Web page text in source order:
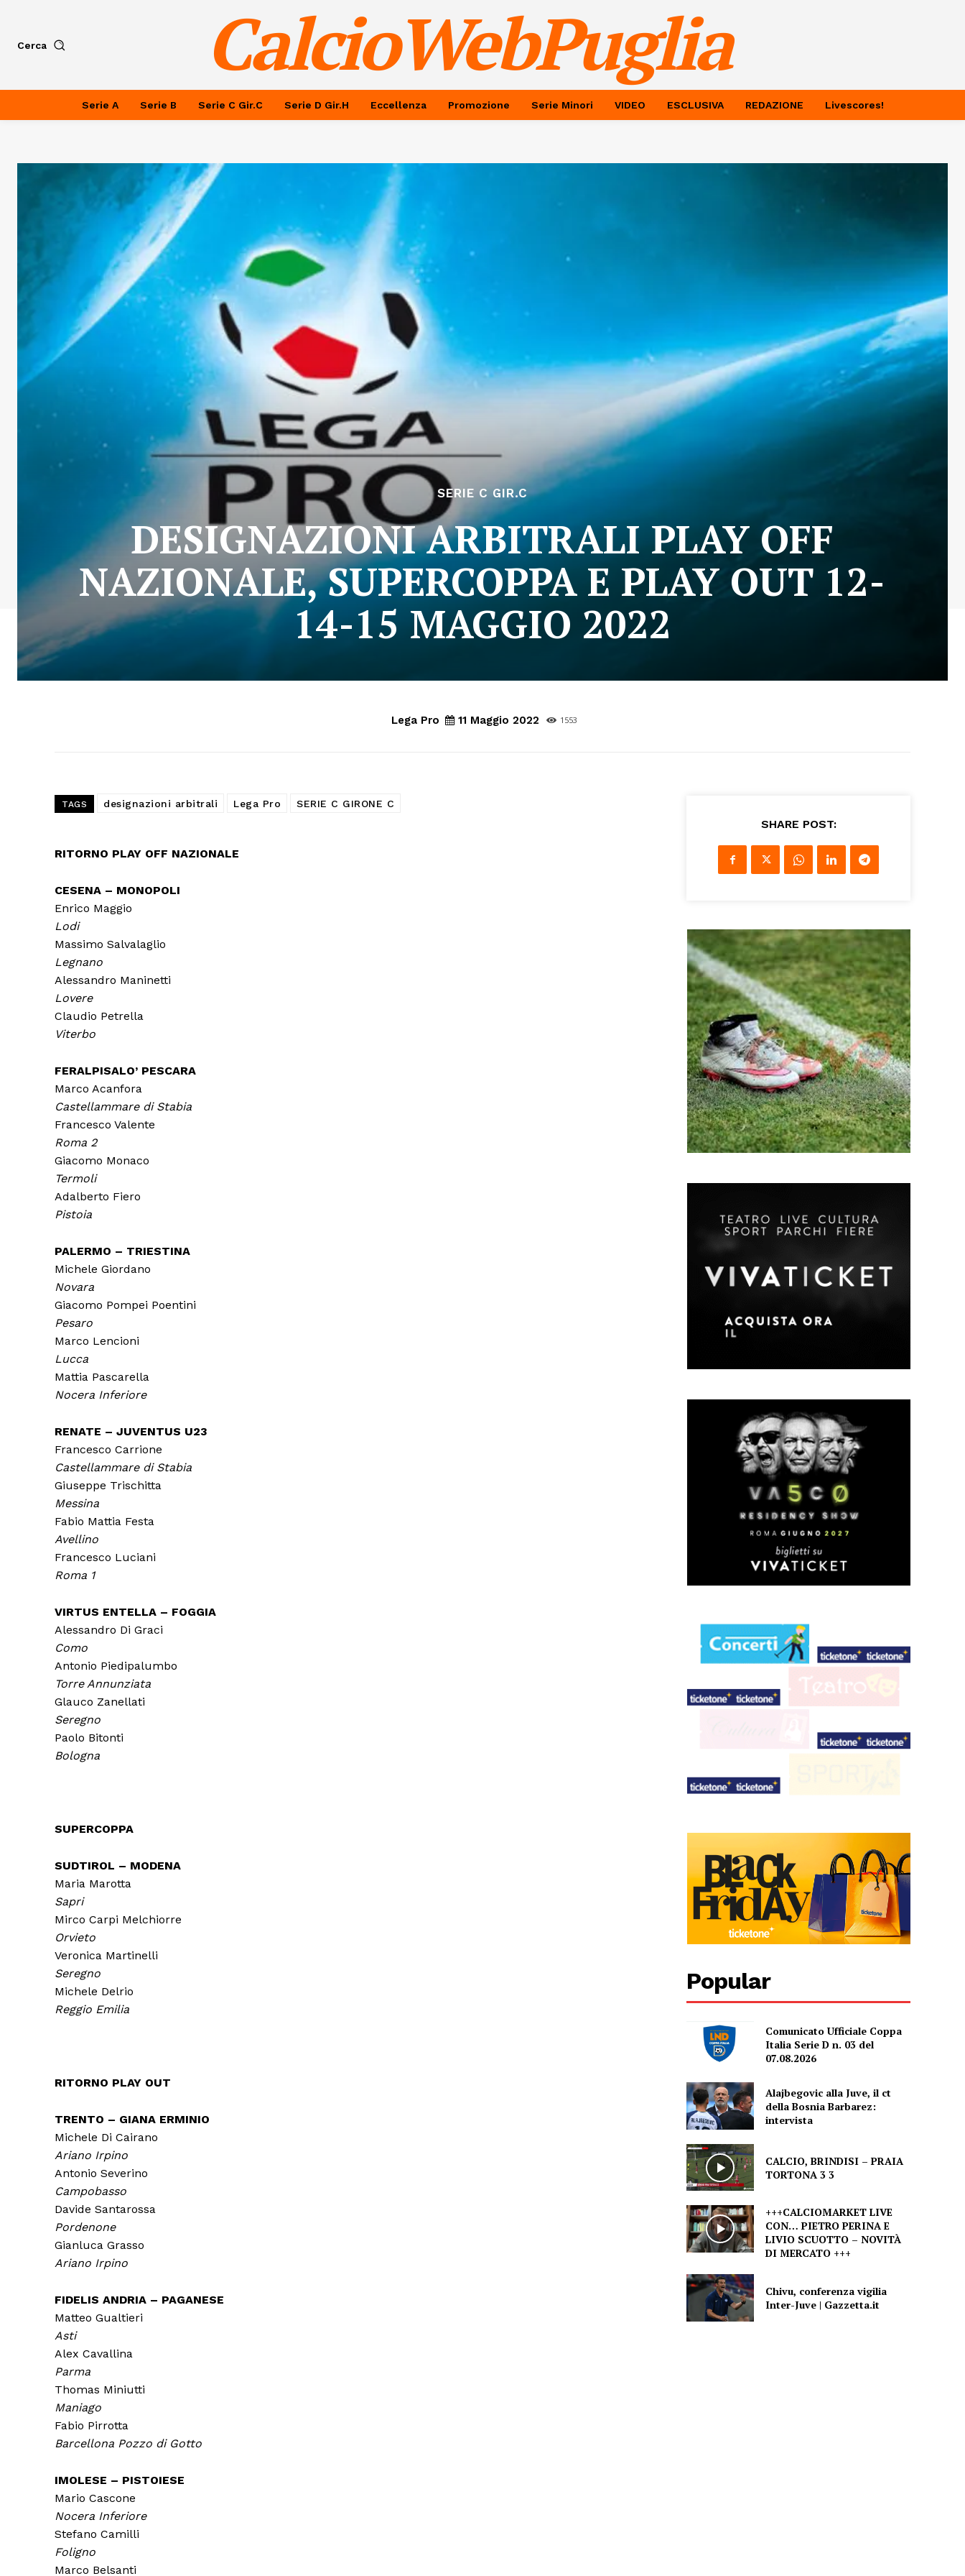
Cerca CalcioWebPuglia
Serie A Serie B Serie C Gir.C Serie D Gir.H Eccellenza Promozione Serie Minori VIDEO ESCLUSIVA REDAZIONE Livescores!
SERIE C GIR.C
DESIGNAZIONI ARBITRALI PLAY OFF
NAZIONALE, SUPERCOPPA E PLAY OUT 12-
14-15 MAGGIO 2022
Lega Pro 11 Maggio 2022 1553
TAGS designazioni arbitrali Lega Pro SERIE C GIRONE C
RITORNO PLAY OFF NAZIONALE
CESENA – MONOPOLI
Enrico Maggio
Lodi
Massimo Salvalaglio
Legnano
Alessandro Maninetti
Lovere
Claudio Petrella
Viterbo
FERALPISALO’ PESCARA
Marco Acanfora
Castellammare di Stabia
Francesco Valente
Roma 2
Giacomo Monaco
Termoli
Adalberto Fiero
Pistoia
PALERMO – TRIESTINA
Michele Giordano
Novara
Giacomo Pompei Poentini
Pesaro
Marco Lencioni
Lucca
Mattia Pascarella
Nocera Inferiore
RENATE – JUVENTUS U23
Francesco Carrione
Castellammare di Stabia
Giuseppe Trischitta
Messina
Fabio Mattia Festa
Avellino
Francesco Luciani
Roma 1
VIRTUS ENTELLA – FOGGIA
Alessandro Di Graci
Como
Antonio Piedipalumbo
Torre Annunziata
Glauco Zanellati
Seregno
Paolo Bitonti
Bologna
SUPERCOPPA
SUDTIROL – MODENA
Maria Marotta
Sapri
Mirco Carpi Melchiorre
Orvieto
Veronica Martinelli
Seregno
Michele Delrio
Reggio Emilia
RITORNO PLAY OUT
TRENTO – GIANA ERMINIO
Michele Di Cairano
Ariano Irpino
Antonio Severino
Campobasso
Davide Santarossa
Pordenone
Gianluca Grasso
Ariano Irpino
FIDELIS ANDRIA – PAGANESE
Matteo Gualtieri
Asti
Alex Cavallina
Parma
Thomas Miniutti
Maniago
Fabio Pirrotta
Barcellona Pozzo di Gotto
IMOLESE – PISTOIESE
Mario Cascone
Nocera Inferiore
Stefano Camilli
Foligno
Marco Belsanti
SHARE POST:
Popular
Comunicato Ufficiale Coppa
Italia Serie D n. 03 del
07.08.2026
Alajbegovic alla Juve, il ct
della Bosnia Barbarez:
intervista
CALCIO, BRINDISI – PRAIA
TORTONA 3 3
+++CALCIOMARKET LIVE
CON… PIETRO PERINA E
LIVIO SCUOTTO – NOVITÀ
DI MERCATO +++
Chivu, conferenza vigilia
Inter-Juve | Gazzetta.it